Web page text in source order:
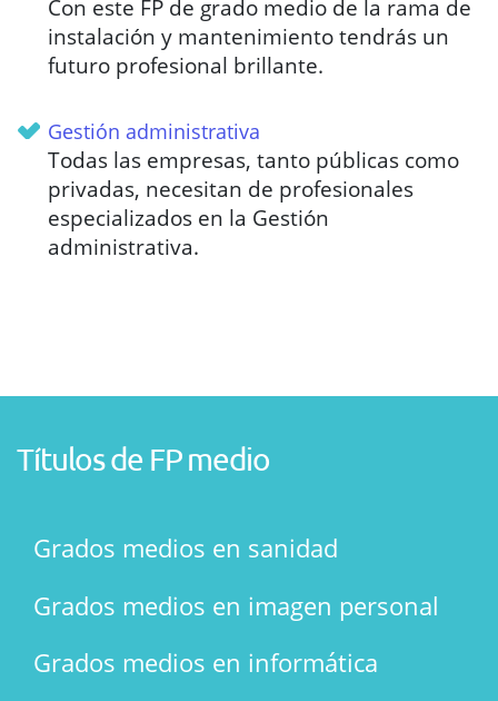
Con este FP de grado medio de la rama de
instalación y mantenimiento tendrás un
futuro profesional brillante.
Gestión administrativa
Todas las empresas, tanto públicas como
privadas, necesitan de profesionales
especializados en la Gestión
administrativa.
Títulos de FP medio
Grados medios en sanidad
Grados medios en imagen personal
Grados medios en informática